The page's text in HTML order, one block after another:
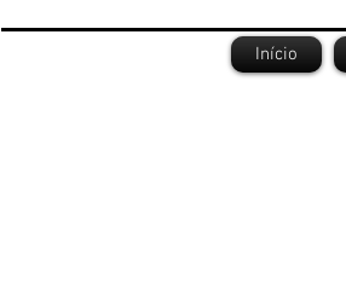
Início